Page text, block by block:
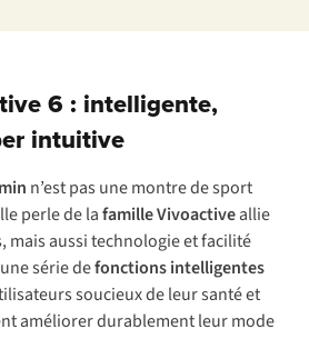
6 : intelligente,
intuitive
n’est pas une montre de sport
perle de lafamille Vivoactiveallie
mais aussi technologie et facilité
série defonctions intelligentes
soucieux de leur santé et
améliorer durablement leur mode